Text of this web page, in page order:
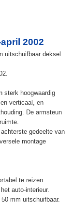
2002
uitschuifbaar deksel
sterk hoogwaardig
verticaal, en
De armsteun
gedeelte van
montage
te reizen.
auto-interieur.
mm uitschuifbaar.